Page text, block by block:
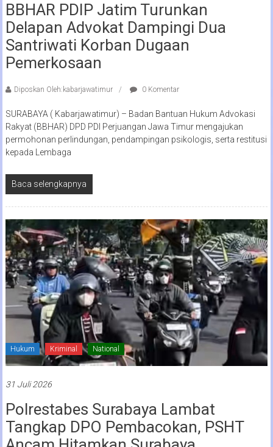
BBHAR PDIP Jatim Turunkan
Delapan Advokat Dampingi Dua
Santriwati Korban Dugaan
Pemerkosaan
Diposkan Oleh:kabarjawatimur 0 Komentar
SURABAYA ( Kabarjawatimur) – Badan Bantuan Hukum Advokasi
Rakyat (BBHAR) DPD PDI Perjuangan Jawa Timur mengajukan
permohonan perlindungan, pendampingan psikologis, serta restitusi
kepada Lembaga
Baca selengkapnya
Hukum Kriminal National
31 Juli 2026
Polrestabes Surabaya Lambat
Tangkap DPO Pembacokan, PSHT